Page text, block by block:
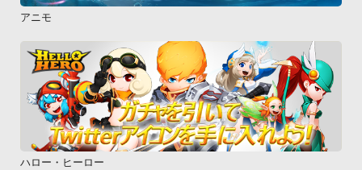
アニモ
ハロー・ヒーロー